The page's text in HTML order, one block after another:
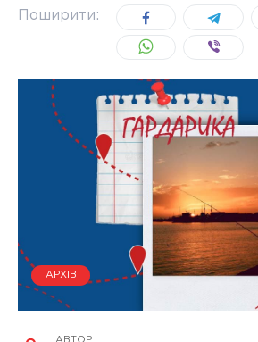
УКРАЇНА
Поширити:
АРХІВ
АВТОР